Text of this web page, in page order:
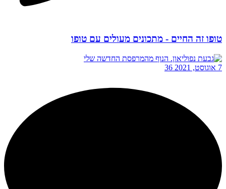
טופו זה החיים - מתכונים מעולים עם טופו
7 אוגוסט, 2021 36